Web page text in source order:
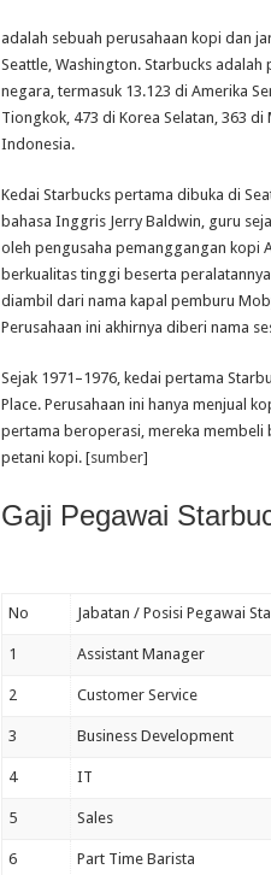
adalah sebuah perusahaan kopi dan
Seattle, Washington. Starbucks
negara, termasuk 13.123 di Amerika
Tiongkok, 473 di Korea Selatan, 363
Indonesia.
Kedai Starbucks pertama dibuka di
bahasa Inggris Jerry Baldwin, guru
oleh pengusaha pemanggangan kopi
berkualitas tinggi beserta
diambil dari nama kapal pemburu
Perusahaan ini akhirnya diberi nama
Sejak 1971–1976, kedai pertama
Place. Perusahaan ini hanya menjual
pertama beroperasi, mereka membeli
petani kopi. [sumber]
Gaji Pegawai
No Jabatan / Posisi Pegawai
1 Assistant Manager
2 Customer Service
3 Business Development
4 IT
5 Sales
6 Part Time Barista